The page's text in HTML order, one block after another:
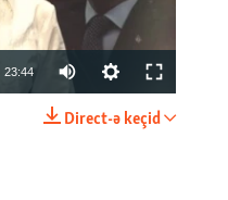
23:44
Direct-ə keçid